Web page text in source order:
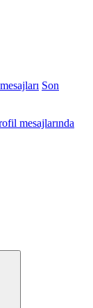
Son
mesajlarında